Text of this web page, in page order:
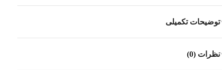
توضیحات تکمیلی
نظرات (0)